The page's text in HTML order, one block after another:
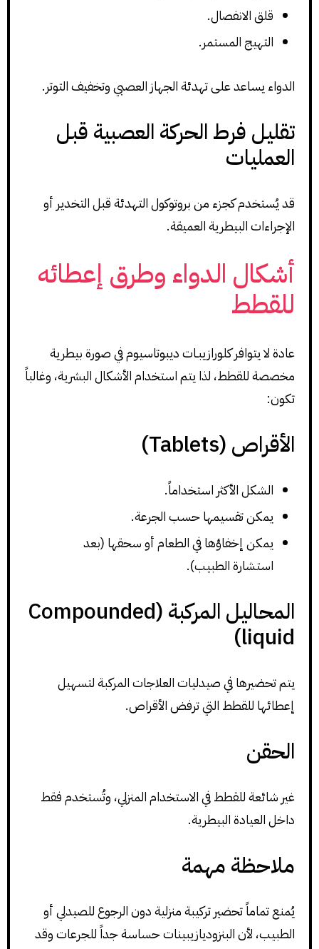
قلق الانفصال.
التهيج المستمر.
الدواء يساعد على تهدئة الجهاز العصبي وتخفيف التوتر.
تقليل فرط الحركة العصبية قبل
العمليات
قد يُستخدم كجزء من بروتوكول التهدئة قبل التخدير أو
الإجراءات البيطرية العميقة.
أشكال الدواء وطرق إعطائه
للقطط
عادة لا يتوافر كلورازيبـات ديبوتاسيوم في صورة بيطرية
مخصصة للقطط، لذا يتم استخدام الأشكال البشرية، وغالباً
تكون:
الأقراص (Tablets)
الشكل الأكثر استخداماً.
يمكن تقسيمها حسب الجرعة.
يمكن إخفاؤها في الطعام أو سحقها (بعد
استشارة الطبيب).
المحاليل المركبة (Compounded
liquid)
يتم تحضيرها في صيدليات العلاجات المركبة لتسهيل
إعطائها للقطط التي ترفض الأقراص.
الحقن
غير شائعة للقطط في الاستخدام المنزلي، وتُستخدم فقط
داخل العيادة البيطرية.
ملاحظة مهمة
يُمنع تماماً تحضير تركيبة منزلية دون الرجوع للصيدلي أو
الطبيب، لأن البنزوديازيبينات حساسة جداً للجرعات وقد